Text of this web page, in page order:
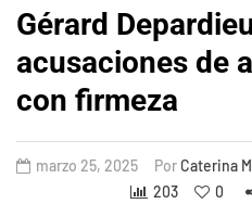
Gérard
acusaciones de
con firmeza
marzo 25, 2025 PorCaterina
203
0